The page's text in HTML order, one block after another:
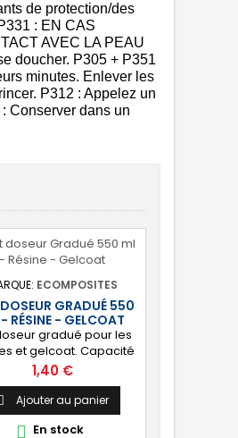
de protection/des
: EN CAS
AVEC LA PEAU
doucher. P305 + P351
minutes. Enlever les
P312 : Appelez un
Conserver dans un
ECOMPOSITES
GRADUÉ 550
RÉSINE - GELCOAT
gradué pour les
et gelcoat. Capacité
Idéal pour préparer la
nécessaire de
résine ou gelcoat.
Prix
1,40 €
Ajouter au panier
 En stock